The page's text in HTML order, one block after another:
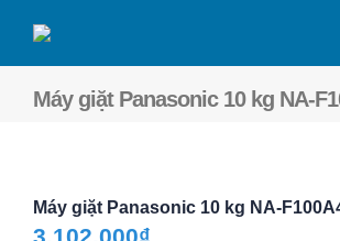
Máy giặt Panasonic 10 kg NA-
Máy giặt Panasonic 10 kg NA-